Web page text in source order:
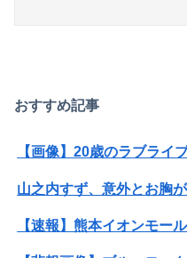
おすすめ記事
山之内すず、意外とお胸